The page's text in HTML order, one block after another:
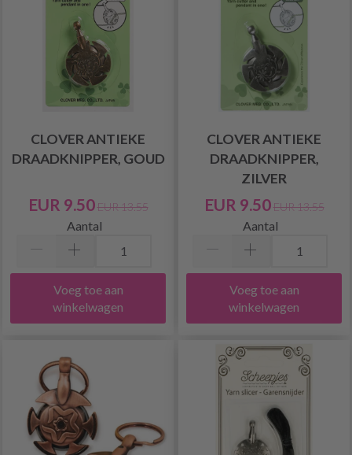
CLOVER ANTIEKE
DRAADKNIPPER, GOUD
EUR 9.50 EUR 13.55
Aantal
Voeg toe aan
winkelwagen
CLOVER ANTIEKE
DRAADKNIPPER,
ZILVER
EUR 9.50 EUR 13.55
Aantal
Voeg toe aan
winkelwagen